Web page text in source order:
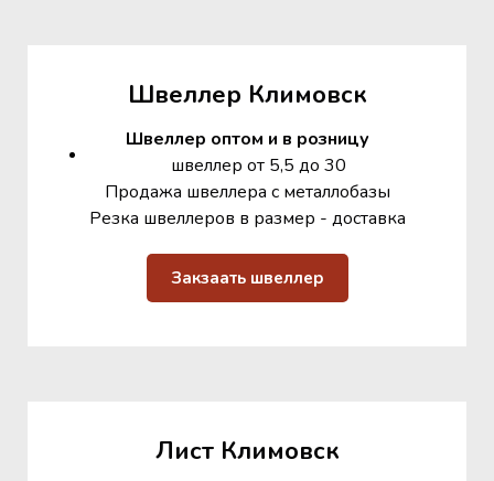
Швеллер Климовск
Швеллер оптом и в розницу
швеллер от 5,5 до 30
Продажа швеллера с металлобазы
Резка швеллеров в размер - доставка
Закзаать швеллер
Лист Климовск